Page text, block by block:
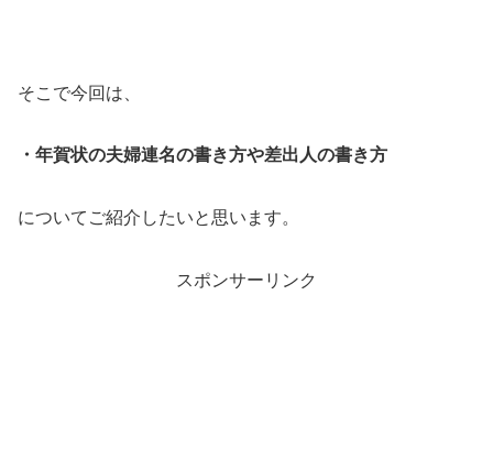
そこで今回は、
・年賀状の夫婦連名の書き方や差出人の書き方
についてご紹介したいと思います。
スポンサーリンク